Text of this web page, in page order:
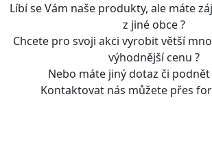
Líbí se Vám naše produkty, ale máte
z jiné obce ?
Chcete pro svoji akci vyrobit větší
výhodnější cenu ?
Nebo máte jiný dotaz či podnět
Kontaktovat nás můžete přes